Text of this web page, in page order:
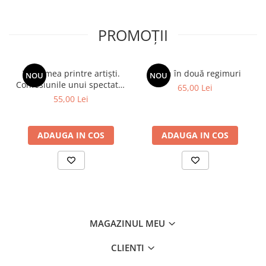
PROMOȚII
NOU
Viața mea printre artiști.
Confesiunile unui spectator
fidel
55,00 Lei
ADAUGA IN COS
NOU
Spion în două regimuri
65,00 Lei
ADAUGA IN COS
MAGAZINUL MEU
CLIENTI